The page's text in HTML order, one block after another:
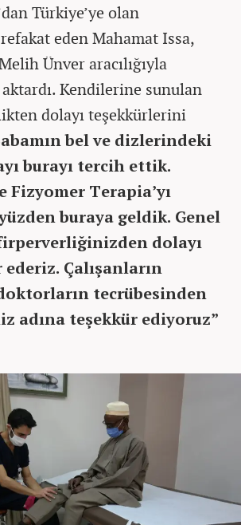
Türkiye’ye olan
eden Mahamat Issa,
Ünver aracılığıyla
Kendilerine sunulan
dolayı teşekkürlerini
bel ve dizlerindeki
burayı tercih ettik.
Fizyomer Terapia’yı
buraya geldik. Genel
dolayı
Çalışanların
tecrübesinden
adına teşekkür ediyoruz”